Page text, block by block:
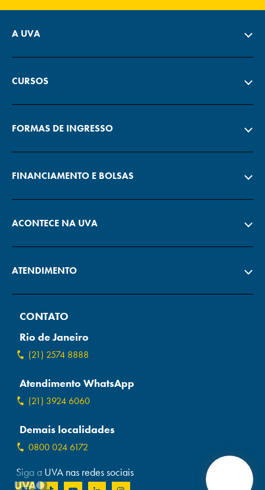
A UVA
CURSOS
FORMAS DE INGRESSO
FINANCIAMENTO E BOLSAS
ACONTECE NA UVA
ATENDIMENTO
CONTATO
Rio de Janeiro
(21) 2574 8888
Atendimento WhatsApp
(21) 3924 6060
Demais localidades
0800 024 6172
Siga a UVA nas redes sociais